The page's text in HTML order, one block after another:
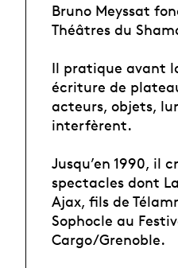
Bruno Meyssat
Théâtres du
Il pratique avant
écriture de
acteurs, objets,
interfèrent.
Jusqu’en 1990, il
spectacles dont
Ajax, fils de
Sophocle au
Cargo/Grenoble.